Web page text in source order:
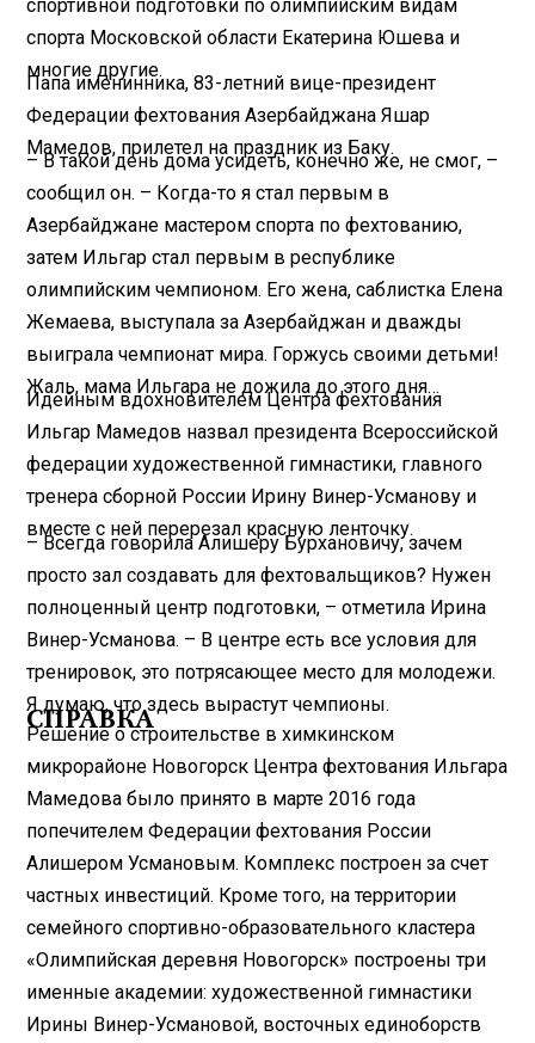
спортивной подготовки по олимпийским видам
спорта Московской области Екатерина Юшева и
многие другие.
Папа именинника, 83-летний вице-президент
Федерации фехтования Азербайджана Яшар
Мамедов, прилетел на праздник из Баку.
– В такой день дома усидеть, конечно же, не смог, –
сообщил он. – Когда-то я стал первым в
Азербайджане мастером спорта по фехтованию,
затем Ильгар стал первым в республике
олимпийским чемпионом. Его жена, саблистка Елена
Жемаева, выступала за Азербайджан и дважды
выиграла чемпионат мира. Горжусь своими детьми!
Жаль, мама Ильгара не дожила до этого дня…
Идейным вдохновителем Центра фехтования
Ильгар Мамедов назвал президента Всероссийской
федерации художественной гимнастики, главного
тренера сборной России Ирину Винер-Усманову и
вместе с ней перерезал красную ленточку.
– Всегда говорила Алишеру Бурхановичу, зачем
просто зал создавать для фехтовальщиков? Нужен
полноценный центр подготовки, – отметила Ирина
Винер-Усманова. – В центре есть все условия для
тренировок, это потрясающее место для молодежи.
Я думаю, что здесь вырастут чемпионы.
СПРАВКА
Решение о строительстве в химкинском
микрорайоне Новогорск Центра фехтования Ильгара
Мамедова было принято в марте 2016 года
попечителем Федерации фехтования России
Алишером Усмановым. Комплекс построен за счет
частных инвестиций. Кроме того, на территории
семейного спортивно-образовательного кластера
«Олимпийская деревня Новогорск» построены три
именные академии: художественной гимнастики
Ирины Винер-Усмановой, восточных единоборств